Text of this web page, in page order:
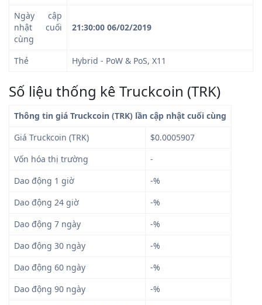
Ngày cập
nhật cuối
cùng
21:30:00 06/02/2019
Thẻ Hybrid - PoW & PoS, X11
Số liệu thống kê Truckcoin (TRK)
Thông tin giá Truckcoin (TRK) lần cập nhật cuối cùng
Giá Truckcoin (TRK)
$0.0005907
Vốn hóa thị trường
-
Dao động 1 giờ
-%
Dao động 24 giờ
-%
Dao động 7 ngày
-%
Dao động 30 ngày
-%
Dao động 60 ngày
-%
Dao động 90 ngày
-%